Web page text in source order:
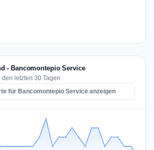
- Bancomontepio Service
letzten 30 Tagen
für Bancomontepio Service anzeigen